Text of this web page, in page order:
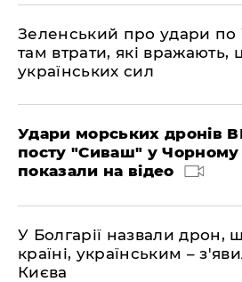
Зеленський про удари по
там втрати, які вражають,
українських сил
Удари морських дронів
посту "Сиваш" у Чорному
показали на відео
У Болгарії назвали дрон,
країні, українським –
Києва